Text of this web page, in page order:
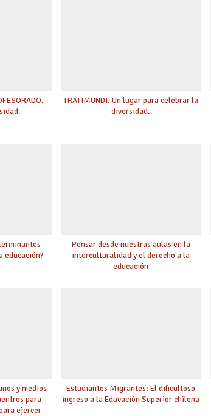
TRATIMUNDI. Un lugar para celebrar la
diversidad.
educación?
Pensar desde nuestras aulas en la
interculturalidad y el derecho a la
educación
y medios
para
ejercer
Estudiantes Migrantes: El dificultoso
ingreso a la Educación Superior chilena